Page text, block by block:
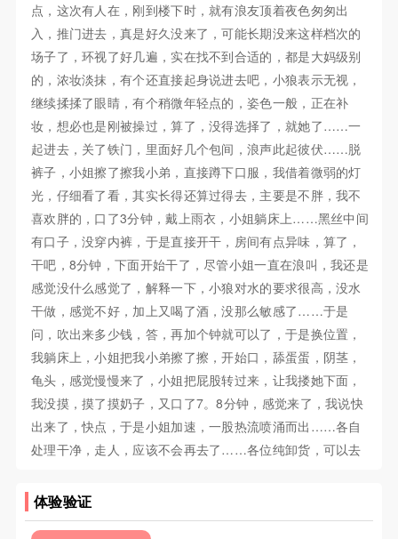
点，这次有人在，刚到楼下时，就有浪友顶着夜色匆匆出
入，推门进去，真是好久没来了，可能长期没来这样档次的
场子了，环视了好几遍，实在找不到合适的，都是大妈级别
的，浓妆淡抹，有个还直接起身说进去吧，小狼表示无视，
继续揉揉了眼睛，有个稍微年轻点的，姿色一般，正在补
妆，想必也是刚被操过，算了，没得选择了，就她了……一
起进去，关了铁门，里面好几个包间，浪声此起彼伏……脱
裤子，小姐擦了擦我小弟，直接蹲下口服，我借着微弱的灯
光，仔细看了看，其实长得还算过得去，主要是不胖，我不
喜欢胖的，口了3分钟，戴上雨衣，小姐躺床上……黑丝中间
有口子，没穿内裤，于是直接开干，房间有点异味，算了，
干吧，8分钟，下面开始干了，尽管小姐一直在浪叫，我还是
感觉没什么感觉了，解释一下，小狼对水的要求很高，没水
干做，感觉不好，加上又喝了酒，没那么敏感了……于是
问，吹出来多少钱，答，再加个钟就可以了，于是换位置，
我躺床上，小姐把我小弟擦了擦，开始口，舔蛋蛋，阴茎，
龟头，感觉慢慢来了，小姐把屁股转过来，让我搂她下面，
我没摸，摸了摸奶子，又口了7。8分钟，感觉来了，我说快
出来了，快点，于是小姐加速，一股热流喷涌而出……各自
处理干净，走人，应该不会再去了……各位纯卸货，可以去
体验验证